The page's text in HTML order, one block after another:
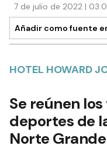
7 de julio de 2022 |
Añadir como fuente
HOTEL HOWARD
Se reúnen
deportes de
Norte Grande